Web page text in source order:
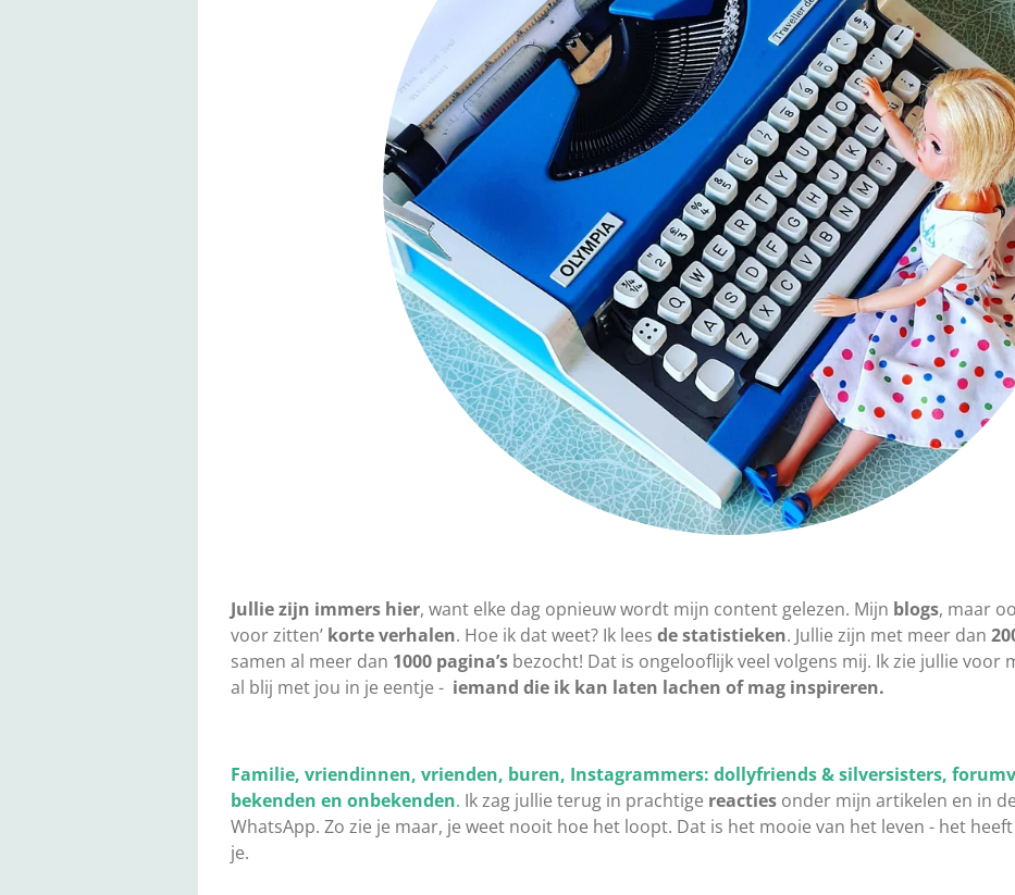
Jullie zijn immers hier, want elke dag opnieuw wordt mijn content gelezen. Mijn blogs, maar
voor zitten’ korte verhalen. Hoe ik dat weet? Ik lees de statistieken. Jullie zijn met meer dan
samen al meer dan 1000 pagina’s bezocht! Dat is ongelooflijk veel volgens mij. Ik zie jullie voor
al blij met jou in je eentje - iemand die ik kan laten lachen of mag inspireren.
Familie, vriendinnen, vrienden, buren, Instagrammers: dollyfriends & silversisters,
bekenden en onbekenden. Ik zag jullie terug in prachtige reacties onder mijn artikelen en in
WhatsApp. Zo zie je maar, je weet nooit hoe het loopt. Dat is het mooie van het leven - het
je.